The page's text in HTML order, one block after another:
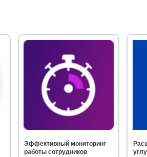
Эффективный мониторинг
работы сотрудников